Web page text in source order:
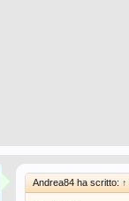
Andrea84 ha scritto: ↑